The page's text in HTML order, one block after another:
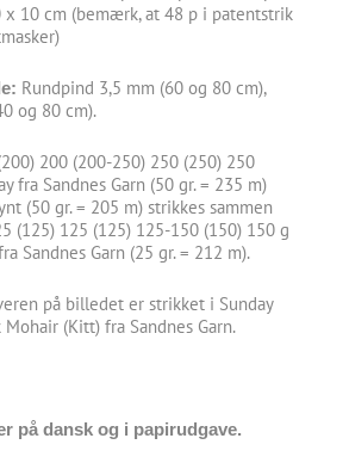
x 10 cm (bemærk, at 48 p i patentstrik
Rundpind 3,5 mm (60 og 80 cm),
og 80 cm).
200 (200-250) 250 (250) 250
fra Sandnes Garn (50 gr. = 235 m)
(50 gr. = 205 m) strikkes sammen
(125) 125 (125) 125-150 (150) 150 g
Sandnes Garn (25 gr. = 212 m).
på billedet er strikket i Sunday
(Kitt) fra Sandnes Garn.
på dansk og i papirudgave.